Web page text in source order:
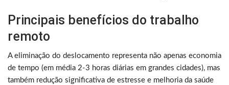
Principais benefícios do trabalho
remoto
A eliminação do deslocamento representa não apenas economia
de tempo (em média 2-3 horas diárias em grandes cidades), mas
também redução significativa de estresse e melhoria da saúde